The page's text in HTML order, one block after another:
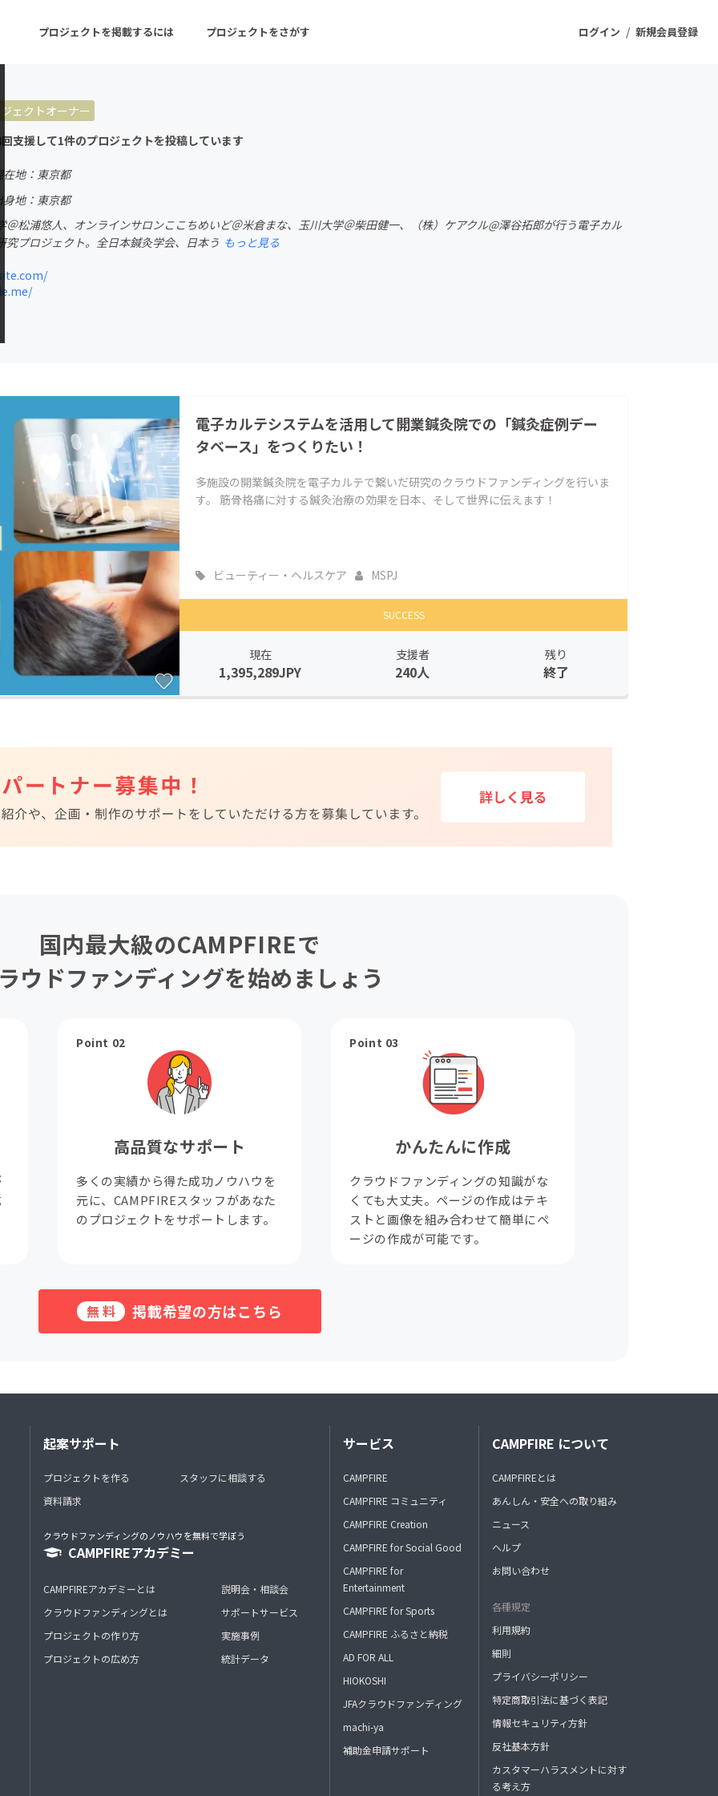
ログイン / 新規会員登録
プロジェクトを掲載するには プロジェクトをさがす
ーン 注目の新着プロジェクト 募集終了が近いプロジェクト
音楽
ゲーム・サービス開発
フード・飲食店
ファッション
チャレンジ
ェクトオーナー
支援して1件のプロジェクトを投稿しています
在地：東京都
身地：東京都
＠松浦悠人、オンラインサロンここちめいど＠米倉まな、玉川大学＠柴田健一、（株）ケアクル@澤谷拓郎が行う電子カル
究プロジェクト。全日本鍼灸学会、日本う もっと見る
電子カルテシステムを活用して開業鍼灸院での「鍼灸症例デー
タベース」をつくりたい！
多施設の開業鍼灸院を電子カルテで繋いだ研究のクラウドファンディングを行いま
す。 筋骨格痛に対する鍼灸治療の効果を日本、そして世界に伝えます！
ビューティー・ヘルスケア MSPJ
SUCCESS
現在
1,395,289JPY
支援者
240人
残り
終了
国内最大級のCAMPFIREで
ウドファンディングを始めましょう
Point 02
高品質なサポート
多くの実績から得た成功ノウハウを
元に、CAMPFIREスタッフがあなた
のプロジェクトをサポートします。
Point 03
かんたんに作成
クラウドファンディングの知識がな
くても大丈夫。ページの作成はテキ
ストと画像を組み合わせて簡単にペ
ージの作成が可能です。
無料 掲載希望の方はこちら
起案サポート
プロジェクトを作る
資料請求
スタッフに相談する
クラウドファンディングのノウハウを無料で学ぼう
CAMPFIREアカデミー
CAMPFIREアカデミーとは
クラウドファンディングとは
プロジェクトの作り方
プロジェクトの広め方
説明会・相談会
サポートサービス
実施事例
統計データ
サービス
CAMPFIRE
CAMPFIRE コミュニティ
CAMPFIRE Creation
CAMPFIRE for Social Good
CAMPFIRE for
Entertainment
CAMPFIRE for Sports
CAMPFIRE ふるさと納税
AD FOR ALL
HIOKOSHI
JFAクラウドファンディング
machi-ya
補助金申請サポート
CAMPFIRE について
CAMPFIREとは
あんしん・安全への取り組み
ニュース
ヘルプ
お問い合わせ
各種規定
利用規約
細則
プライバシーポリシー
特定商取引法に基づく表記
情報セキュリティ方針
反社基本方針
カスタマーハラスメントに対す
る考え方